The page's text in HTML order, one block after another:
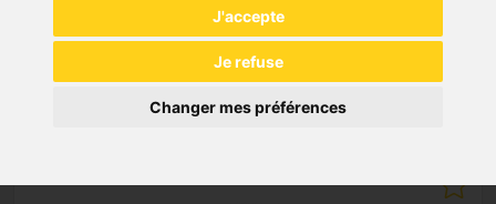
J'accepte
Je refuse
Changer mes préférences
NEW PRODUCTS